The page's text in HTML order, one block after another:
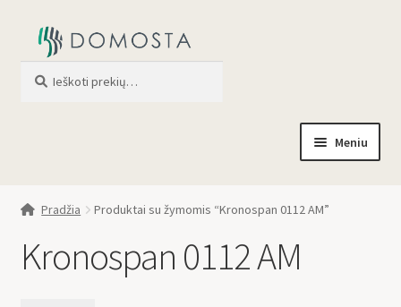
Meniu
Pradžia Produktai su žymomis “Kronospan 0112 AM”
Kronospan 0112 AM